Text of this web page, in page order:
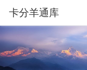
卡分羊通库